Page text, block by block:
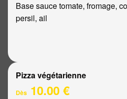
Base sauce tomate, fromage,
persil, ail
Pizza végétarienne
Dès 10.00 €